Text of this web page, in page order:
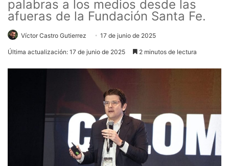
palabras a los medios desde las
afueras de la Fundación Santa Fe.
Víctor Castro Gutierrez 17 de junio de 2025
Última actualización: 17 de junio de 2025 2 minutos de lectura